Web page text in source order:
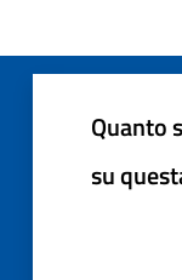
Quanto
su